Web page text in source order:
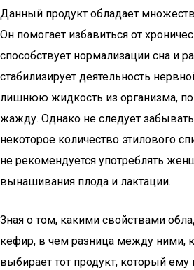
Данный продукт обладает
Он помогает избавиться от
способствует нормализации сна и
стабилизирует деятельность
лишнюю жидкость из организма,
жажду. Однако не следует
некоторое количество этилового
не рекомендуется употреблять
вынашивания плода и лактации.
Зная о том, какими свойствами
кефир, в чем разница между ними,
выбирает тот продукт, который ему